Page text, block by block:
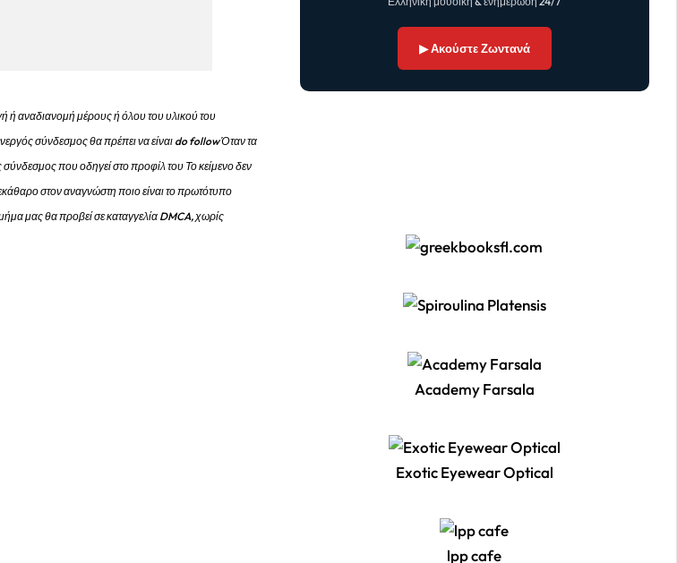
αναδιανομή μέρους ή όλου του υλικού του
σύνδεσμος θα πρέπει να είναι do follow Όταν τα
σύνδεσμος που οδηγεί στο προφίλ του Το κείμενο δεν
στον αναγνώστη ποιο είναι το πρωτότυπο
μας θα προβεί σε καταγγελία DMCA, χωρίς
▶ Ακούστε Ζωντανά
Academy Farsala
Exotic Eyewear Optical
lpp cafe